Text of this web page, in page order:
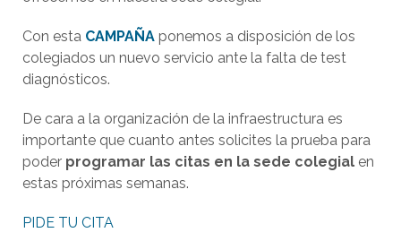
Con esta CAMPAÑA ponemos a disposición de los
colegiados un nuevo servicio ante la falta de test
diagnósticos.
De cara a la organización de la infraestructura es
importante que cuanto antes solicites la prueba para
poder programar las citas en la sede colegial en
estas próximas semanas.
PIDE TU CITA